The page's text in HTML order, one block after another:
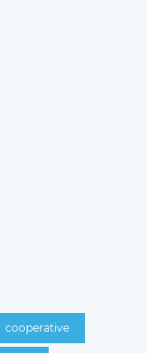
cooperative